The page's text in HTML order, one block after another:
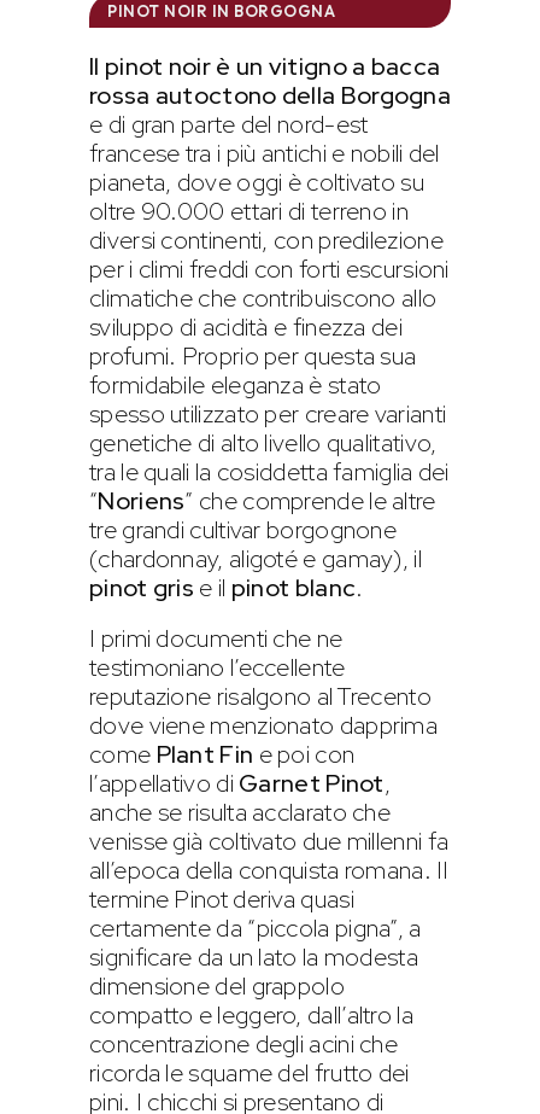
PINOT NOIR IN BORGOGNA
Il pinot noir è un vitigno a bacca
rossa autoctono della Borgogna
e di gran parte del nord-est
francese tra i più antichi e nobili del
pianeta, dove oggi è coltivato su
oltre 90.000 ettari di terreno in
diversi continenti, con predilezione
per i climi freddi con forti escursioni
climatiche che contribuiscono allo
sviluppo di acidità e finezza dei
profumi. Proprio per questa sua
formidabile eleganza è stato
spesso utilizzato per creare varianti
genetiche di alto livello qualitativo,
tra le quali la cosiddetta famiglia dei
“Noriens” che comprende le altre
tre grandi cultivar borgognone
(chardonnay, aligoté e gamay), il
pinot gris e il pinot blanc.
I primi documenti che ne
testimoniano l’eccellente
reputazione risalgono al Trecento
dove viene menzionato dapprima
come Plant Fin e poi con
l’appellativo di Garnet Pinot,
anche se risulta acclarato che
venisse già coltivato due millenni fa
all’epoca della conquista romana. Il
termine Pinot deriva quasi
certamente da “piccola pigna”, a
significare da un lato la modesta
dimensione del grappolo
compatto e leggero, dall’altro la
concentrazione degli acini che
ricorda le squame del frutto dei
pini. I chicchi si presentano di